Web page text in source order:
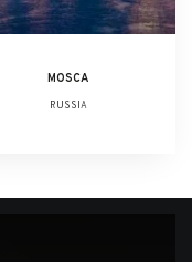
MOSCA
RUSSIA